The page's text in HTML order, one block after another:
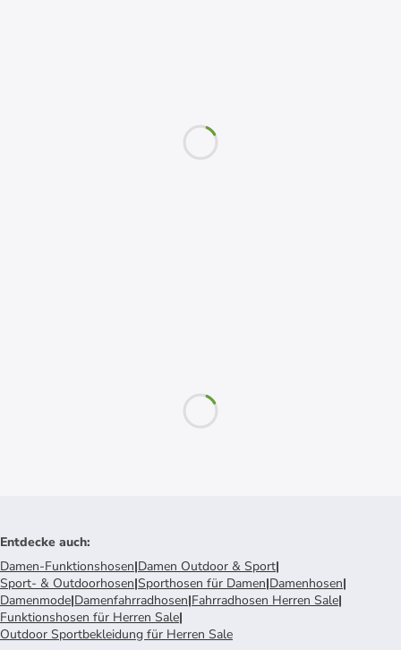
Entdecke auch:
Damen-Funktionshosen|Damen Outdoor & Sport|
Sport- & Outdoorhosen|Sporthosen für Damen|Damenhosen|
Damenmode|Damenfahrradhosen|Fahrradhosen Herren Sale|
Funktionshosen für Herren Sale|
Outdoor Sportbekleidung für Herren Sale